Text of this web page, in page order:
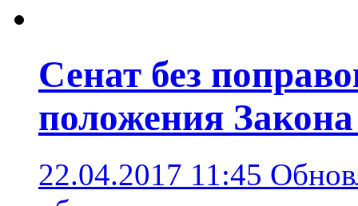
Сенат без
положения
22.04.2017 11:45